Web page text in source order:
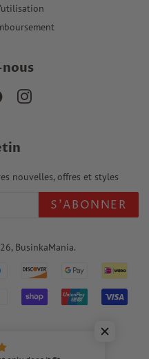
PinterestInstagram
nouvelles, offres et styles
S'ABONNER
BusinkaMania.